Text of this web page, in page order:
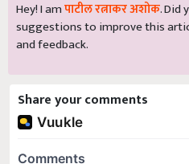
Hey! I amपाटील रत्नाकर अशोक. Did
suggestions to improve this
and feedback.
Share your comments